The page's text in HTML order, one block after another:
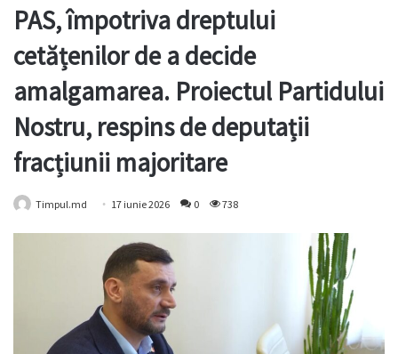
PAS, împotriva dreptului
cetățenilor de a decide
amalgamarea. Proiectul Partidului
Nostru, respins de deputații
fracțiunii majoritare
Timpul.md 17 iunie 2026 0 738